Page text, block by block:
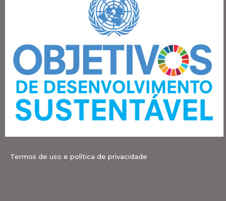
Termos de uso e política de privacidade